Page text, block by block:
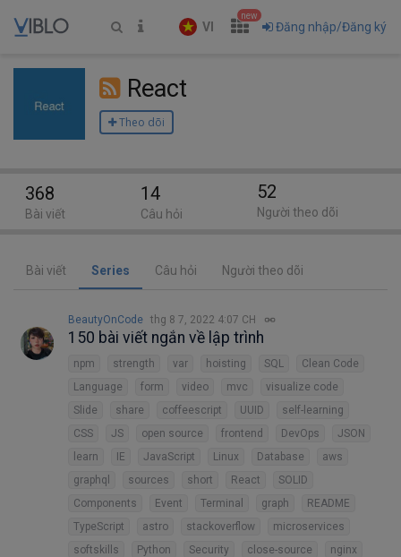
VI
new
Đăng nhập/Đăng ký
React
Theo dõi
Bài viết Series Câu hỏi Người theo dõi
BeautyOnCode thg 8 7, 2022 4:07 CH
150 bài viết ngắn về lập trình
npm strength var hoisting SQL
Clean Code
Language
form video mvc
visualize code
Slide
share coffeescript UUID
self-learning
CSS
JS open source frontend DevOps
JSON
learn
IE JavaScript Linux Database
aws
graphql
sources short React
SOLID
Components
Event Terminal graph
README
TypeScript
astro stackoverflow
microservices
softskills
Python Security close-source
nginx
368
Bài viết
14
Câu hỏi
52
Người theo dõi